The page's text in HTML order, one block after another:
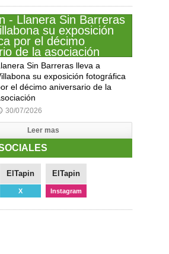
Sin Barreras lleva a
su exposición fotográfica
el décimo aniversario de la
30/07/2026
Leer mas
ElTapin
X
ElTapin
Instagram